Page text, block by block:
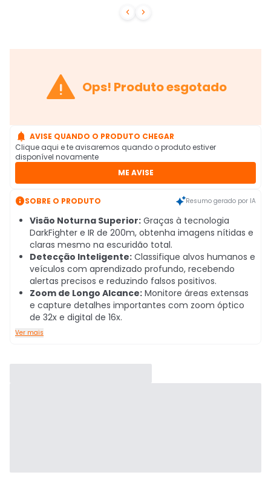
 
 Ops! Produto esgotado
 AVISE QUANDO O PRODUTO CHEGAR
Clique aqui e te avisaremos quando o produto estiver
disponível novamente
ME AVISE
SOBRE O PRODUTO Resumo gerado por IA
Visão Noturna Superior: Graças à tecnologia
DarkFighter e IR de 200m, obtenha imagens nítidas e
claras mesmo na escuridão total.
Detecção Inteligente: Classifique alvos humanos e
veículos com aprendizado profundo, recebendo
alertas precisos e reduzindo falsos positivos.
Zoom de Longo Alcance: Monitore áreas extensas
e capture detalhes importantes com zoom óptico
de 32x e digital de 16x.
Ver mais